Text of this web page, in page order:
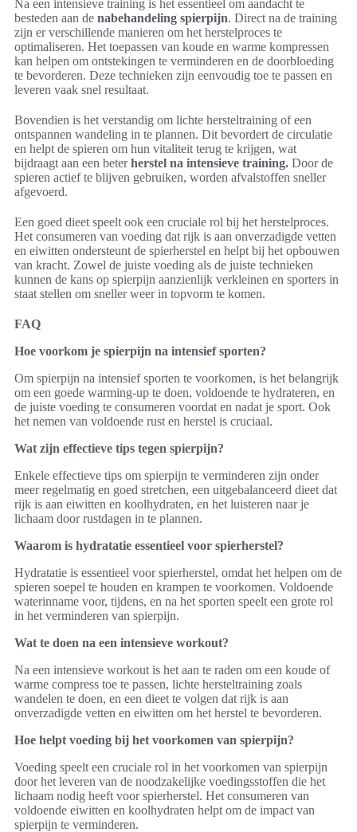
Na een intensieve training is het essentieel om aandacht te
besteden aan de nabehandeling spierpijn. Direct na de training
zijn er verschillende manieren om het herstelproces te
optimaliseren. Het toepassen van koude en warme kompressen
kan helpen om ontstekingen te verminderen en de doorbloeding
te bevorderen. Deze technieken zijn eenvoudig toe te passen en
leveren vaak snel resultaat.
Bovendien is het verstandig om lichte hersteltraining of een
ontspannen wandeling in te plannen. Dit bevordert de circulatie
en helpt de spieren om hun vitaliteit terug te krijgen, wat
bijdraagt aan een beterherstel na intensieve training. Door de
spieren actief te blijven gebruiken, worden afvalstoffen sneller
afgevoerd.
Een goed dieet speelt ook een cruciale rol bij het herstelproces.
Het consumeren van voeding dat rijk is aan onverzadigde vetten
en eiwitten ondersteunt de spierherstel en helpt bij het opbouwen
van kracht. Zowel de juiste voeding als de juiste technieken
kunnen de kans op spierpijn aanzienlijk verkleinen en sporters in
staat stellen om sneller weer in topvorm te komen.
FAQ
Hoe voorkom je spierpijn na intensief sporten?
Om spierpijn na intensief sporten te voorkomen, is het belangrijk
om een goede warming-up te doen, voldoende te hydrateren, en
de juiste voeding te consumeren voordat en nadat je sport. Ook
het nemen van voldoende rust en herstel is cruciaal.
Wat zijn effectieve tips tegen spierpijn?
Enkele effectieve tips om spierpijn te verminderen zijn onder
meer regelmatig en goed stretchen, een uitgebalanceerd dieet dat
rijk is aan eiwitten en koolhydraten, en het luisteren naar je
lichaam door rustdagen in te plannen.
Waarom is hydratatie essentieel voor spierherstel?
Hydratatie is essentieel voor spierherstel, omdat het helpen om de
spieren soepel te houden en krampen te voorkomen. Voldoende
waterinname voor, tijdens, en na het sporten speelt een grote rol
in het verminderen van spierpijn.
Wat te doen na een intensieve workout?
Na een intensieve workout is het aan te raden om een koude of
warme compress toe te passen, lichte hersteltraining zoals
wandelen te doen, en een dieet te volgen dat rijk is aan
onverzadigde vetten en eiwitten om het herstel te bevorderen.
Hoe helpt voeding bij het voorkomen van spierpijn?
Voeding speelt een cruciale rol in het voorkomen van spierpijn
door het leveren van de noodzakelijke voedingsstoffen die het
lichaam nodig heeft voor spierherstel. Het consumeren van
voldoende eiwitten en koolhydraten helpt om de impact van
spierpijn te verminderen.